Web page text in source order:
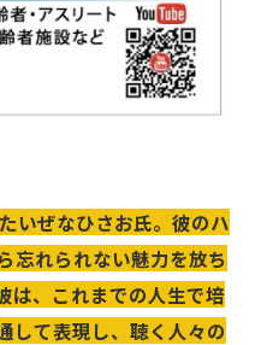
いぜなひさお氏。彼のハ
忘れられない魅力を放ち
は、これまでの人生で培
して表現し、聴く人々の